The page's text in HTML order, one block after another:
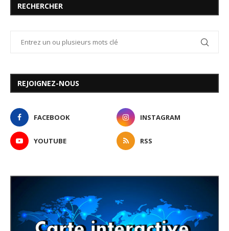
RECHERCHER
REJOIGNEZ-NOUS
FACEBOOK INSTAGRAM
YOUTUBE RSS